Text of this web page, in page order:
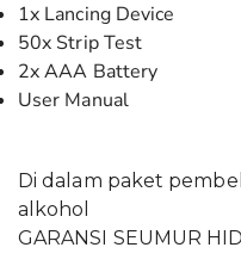
1x Lancing Device
50x Strip Test
2x AAA Battery
User Manual
Di dalam paket
alkohol
GARANSI SEUMUR